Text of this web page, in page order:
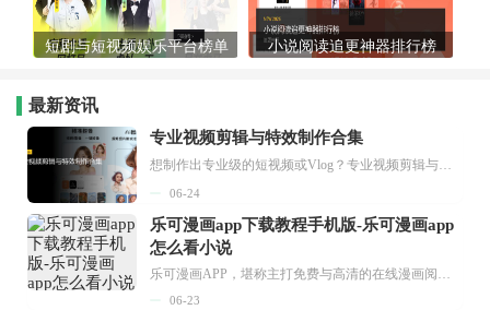
短剧与短视频娱乐平台榜单 小说阅读追更神器排行榜
最新资讯
专业视频剪辑与特效制作合集
想制作出专业级的短视频或Vlog？专业视频剪辑与特效制作大全专题为你提供了从剪辑、抠像到特效包装的全套解决方案。无论是添加炫酷的片头、进行精准的视频抠图，还是制...
06-24
乐可漫画app下载教程手机版-乐可漫画app
怎么看小说
乐可漫画APP，堪称主打免费与高清的在线漫画阅读神器。其官方版提供海量完整版漫画资源，无论是国内漫画，还是日漫、韩漫、台漫、美漫等国外漫画，应有尽有，随时供你阅读。只需轻点一下，便能直接进入阅读界面。不仅如此，乐可漫画最新版本更新速度极快，在这里，你总能抢先看到全网一手漫画章节内容！...
06-23